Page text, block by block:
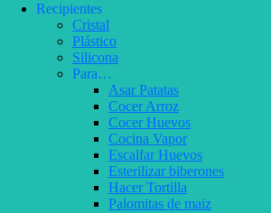
Recipientes
Cristal
Plástico
Silicona
Para…
Asar Patatas
Cocer Arroz
Cocer Huevos
Cocina Vapor
Escalfar Huevos
Esterilizar biberones
Hacer Tortilla
Palomitas de maiz